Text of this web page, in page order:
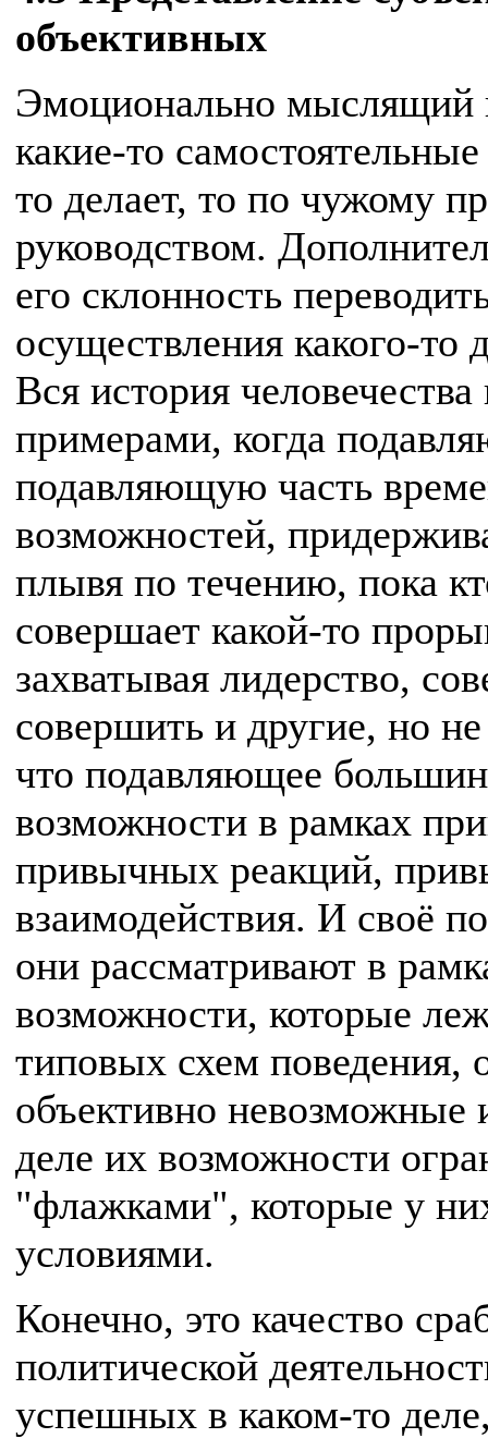
объективных
Эмоционально мыслящий
какие-то
то делает, то по чужому
руководством.
его склонность
осуществления какого-то
Вся история
примерами, когда
подавляющую часть
возможностей,
плывя по течению, пока
совершает какой-то
захватывая лидерство,
совершить и другие, но
что подавляющее
возможности в рамках
привычных реакций,
взаимодействия. И своё
они рассматривают в
возможности, которые
типовых схем поведения,
объективно невозможные
деле их возможности
"флажками", которые у
условиями.
Конечно, это качество
политической
успешных в каком-то